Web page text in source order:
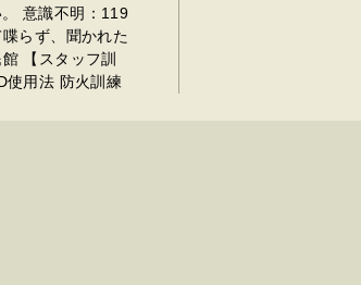
意識不明：119
らず、聞かれた
【スタッフ訓
使用法 防火訓練